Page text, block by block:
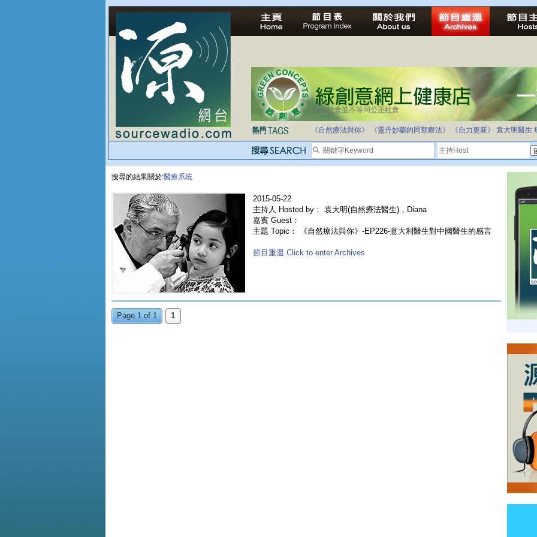
法治社會並不等同公正社會
《自然療法與你》 《靈丹妙藥的同類療法》 《自力更新》 袁大明醫生
搜尋的結果關於:醫療系統
2015-05-22
主持人 Hosted by： 袁大明(自然療法醫生)，Diana
嘉賓 Guest：
主題 Topic： 《自然療法與你》-EP226-意大利醫生對中國醫生的感言
節目重溫 Click to enter Archives
Page 1 of 1 1